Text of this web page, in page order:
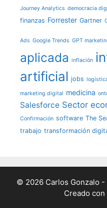
Journey Analytics democracia
finanzas Forrester Gartner
Ads Google Trends GPT
aplicada inflación
artificial jobs
marketing digital medicina
Salesforce Sector
Confirmación software The
trabajo transformación
© 2026 Carlos Gonzalo -
Creado con